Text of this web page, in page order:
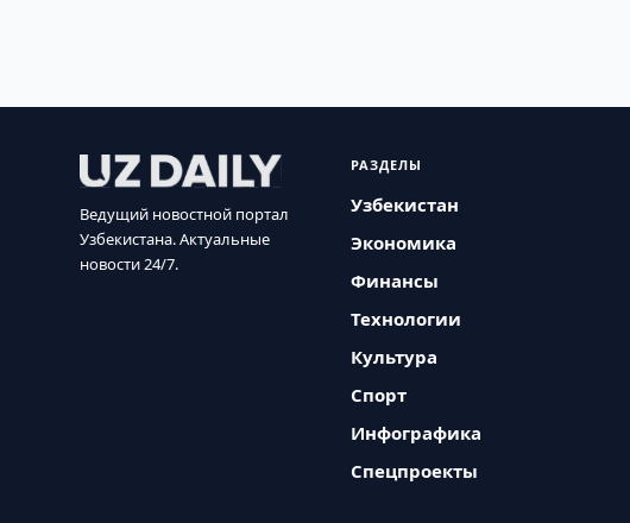
Ведущий новостной портал
Узбекистана. Актуальные
новости 24/7.
РАЗДЕЛЫ
Узбекистан
Экономика
Финансы
Технологии
Культура
Спорт
Инфографика
Спецпроекты